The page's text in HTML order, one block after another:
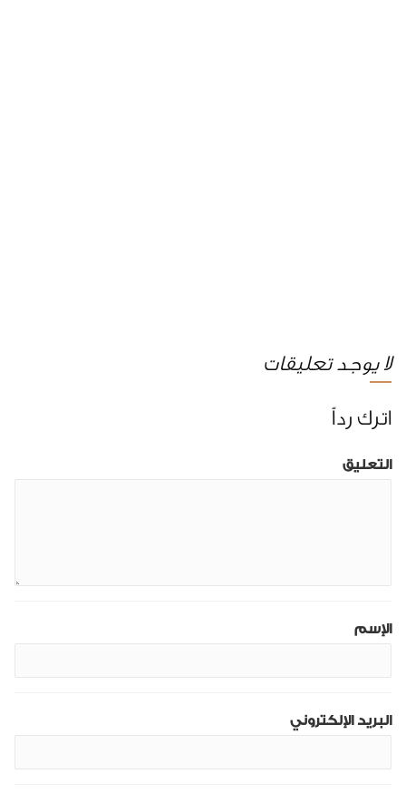
لا يوجد تعليقات
اترك رداً
التعليق
الإسم
البريد الإلكتروني